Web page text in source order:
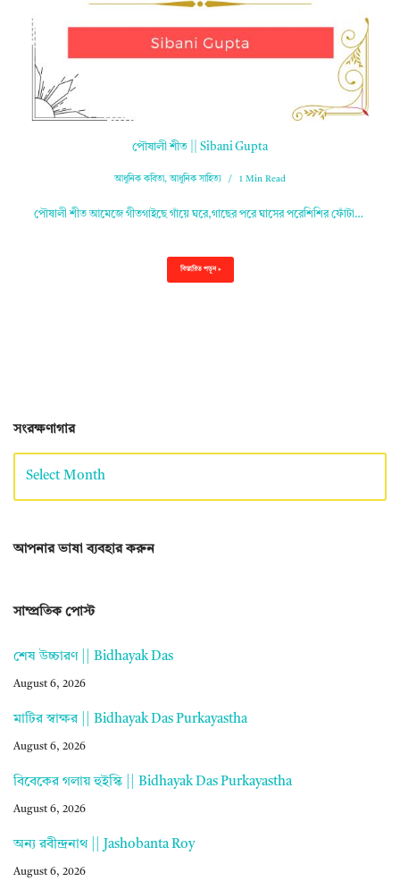
পৌষালী শীত || Sibani Gupta
আধুনিক কবিতা,আধুনিক সাহিত্য 1 Min Read
পৌষালী শীত আমেজে গীতগাইছে গাঁয়ে ঘরে,গাছের পরে ঘাসের পরেশিশির ফোঁটা…
বিস্তারিত পড়ুন »
সংরক্ষণাগার
আপনার ভাষা ব্যবহার করুন
সাম্প্রতিক পোস্ট
শেষ উচ্চারণ || Bidhayak Das
August 6, 2026
মাটির স্বাক্ষর || Bidhayak Das Purkayastha
August 6, 2026
বিবেকের গলায় হুইস্কি || Bidhayak Das Purkayastha
August 6, 2026
অন্য রবীন্দ্রনাথ || Jashobanta Roy
August 6, 2026